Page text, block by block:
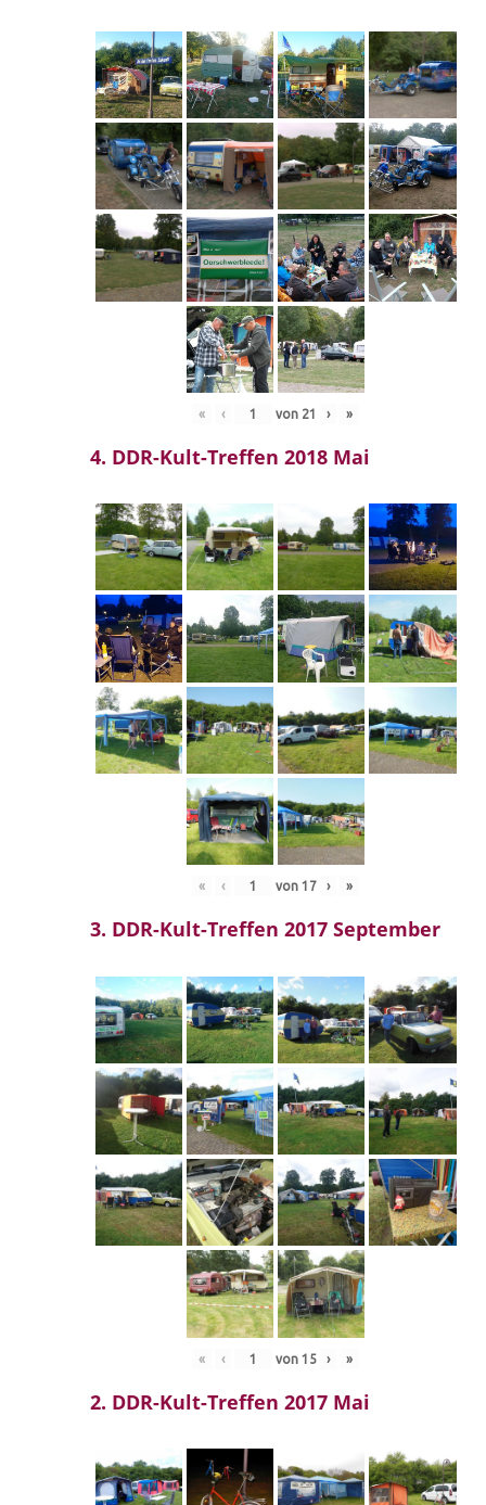
« ‹ von 21 › »
4. DDR-Kult-Treffen 2018 Mai
« ‹ von 17 › »
3. DDR-Kult-Treffen 2017 September
« ‹ von 15 › »
2. DDR-Kult-Treffen 2017 Mai